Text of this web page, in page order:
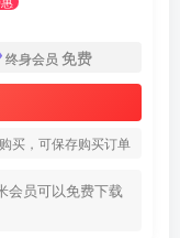
终身会员 免费
买，可保存购买订单
会员可以免费下载